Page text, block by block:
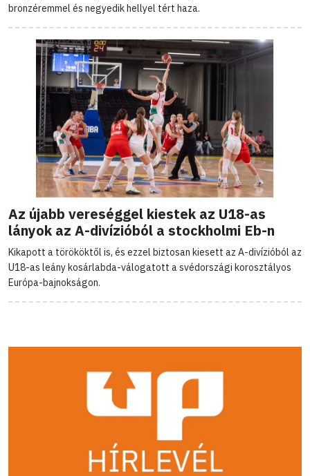
bronzéremmel és negyedik hellyel tért haza.
Az újabb vereséggel kiestek az U18-as
lányok az A-divízióból a stockholmi Eb-n
Kikapott a törököktől is, és ezzel biztosan kiesett az A-divízióból az
U18-as leány kosárlabda-válogatott a svédországi korosztályos
Európa-bajnokságon.